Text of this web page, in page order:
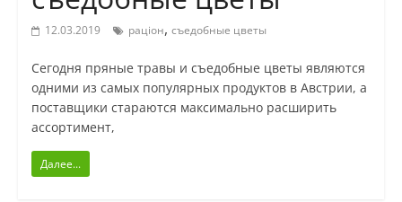
12.03.2019 раціон, съедобные цветы
Сегодня пряные травы и съедобные цветы являются
одними из самых популярных продуктов в Австрии, а
поставщики стараются максимально расширить
ассортимент,
Далее...